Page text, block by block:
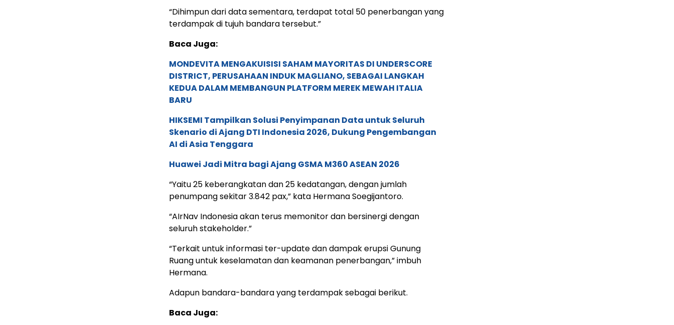
“Dihimpun dari data sementara, terdapat total 50 penerbangan yang
terdampak di tujuh bandara tersebut.”
Baca Juga:
MONDEVITA MENGAKUISISI SAHAM MAYORITAS DI UNDERSCORE
DISTRICT, PERUSAHAAN INDUK MAGLIANO, SEBAGAI LANGKAH
KEDUA DALAM MEMBANGUN PLATFORM MEREK MEWAH ITALIA
BARU
HIKSEMI Tampilkan Solusi Penyimpanan Data untuk Seluruh
Skenario di Ajang DTI Indonesia 2026, Dukung Pengembangan
AI di Asia Tenggara
Huawei Jadi Mitra bagi Ajang GSMA M360 ASEAN 2026
“Yaitu 25 keberangkatan dan 25 kedatangan, dengan jumlah
penumpang sekitar 3.842 pax,” kata Hermana Soegijantoro.
“AIrNav Indonesia akan terus memonitor dan bersinergi dengan
seluruh stakeholder.”
“Terkait untuk informasi ter-update dan dampak erupsi Gunung
Ruang untuk keselamatan dan keamanan penerbangan,” imbuh
Hermana.
Adapun bandara-bandara yang terdampak sebagai berikut.
Baca Juga: